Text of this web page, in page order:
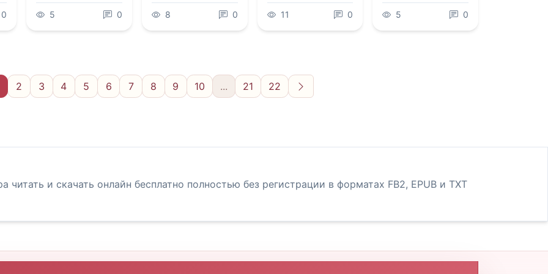
5 0 8 0 11 0 5 0
2 3 4 5 6 7 8 9 10 ... 21 22 Вперёд
читать и скачать онлайн бесплатно полностью без регистрации в форматах FB2, EPUB и TXT